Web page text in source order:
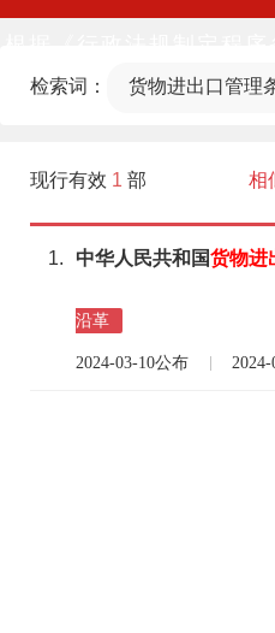
法部官网)
检索词： 货物进出口管理
现行有效 1 部 相
1. 中华人民共和国货物进
沿革
2024-03-10公布